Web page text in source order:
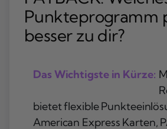
Punkteprogramm
besser zu dir?
Das Wichtigste in Kürze:
bietet flexible
American Express Karten,